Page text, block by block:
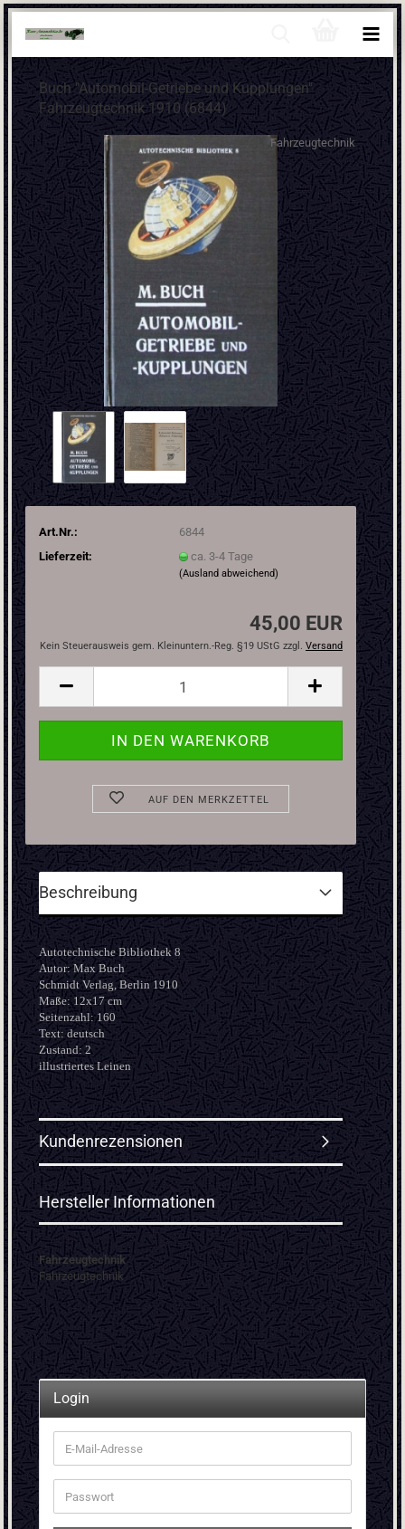
Buch "Automobil-Getriebe und Kupplungen"
Fahrzeugtechnik 1910 (6844)
Fahrzeugtechnik
Art.Nr.:
6844
Lieferzeit:
ca. 3-4 Tage
(Ausland abweichend)
45,00 EUR
Kein Steuerausweis gem. Kleinuntern.-Reg. §19 UStG zzgl. Versand
AUF DEN MERKZETTEL
Beschreibung
Autotechnische Bibliothek 8
Autor: Max Buch
SchmidtVerlag, Berlin 1910
Maße: 12x17 cm
Seitenzahl: 160
Text: deutsch
Zustand: 2
illustriertes Leinen
Kundenrezensionen
Hersteller Informationen
Fahrzeugtechnik
Fahrzeugtechnik
Login
E-
Mail-
Adresse
Passwort